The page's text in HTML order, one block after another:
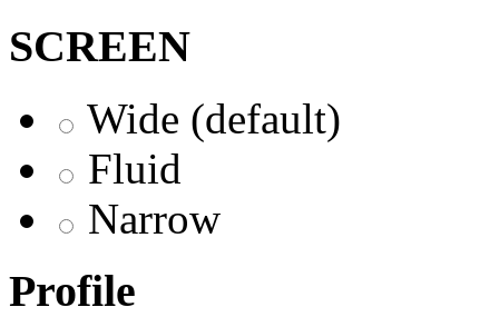
SCREEN
Wide (default)
Fluid
Narrow
Profile